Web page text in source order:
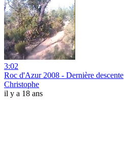
3:02
Roc d'Azur 2008 - Dernière descente
Christophe
il y a 18 ans